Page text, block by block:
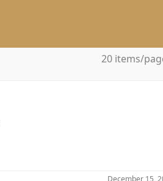
20 items/
December 15,